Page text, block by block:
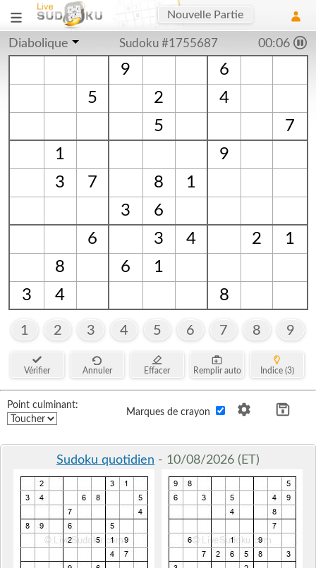
Nouvelle Partie
Diabolique Sudoku #1755687 00:06
9
6
5
2
4
5
7
1
9
3
7 8
1
3
6
6
3 4 2
1
8
6
1
3
4 8
1 2 3 4 5 6 7 8 9
Vérifier Annuler Effacer Remplir auto Indice (3)
Point culminant:
Marques de crayon
Sudoku quotidien - 10/08/2026 (ET)